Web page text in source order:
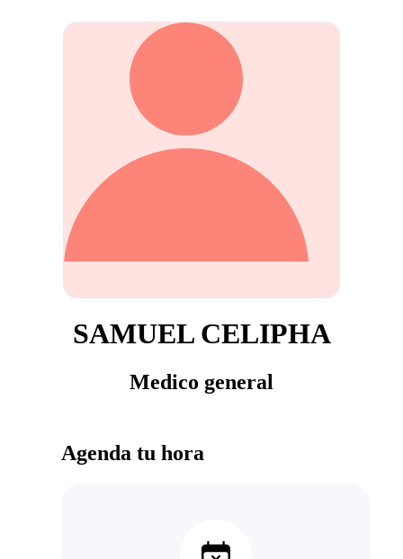
SAMUEL CELIPHA
Medico general
Agenda tu hora